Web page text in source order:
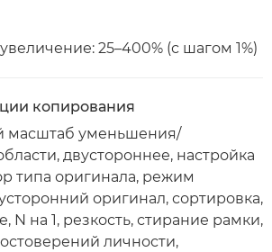
25–400% (с шагом 1%)
копирования
масштаб уменьшения/
двустороннее, настройка
типа оригинала, режим
оригинал, сортировка,
N на 1, резкость, стирание рамки,
личности,